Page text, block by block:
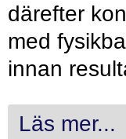
därefter
med
innan
Läs mer...